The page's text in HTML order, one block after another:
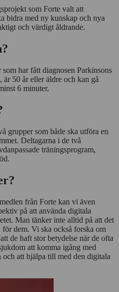
som Forte valt att
bidra med ny kunskap och nya
och värdigt åldrande.
har fått diagnosen Parkinsons
50 år eller äldre och kan gå
6 minuter.
grupper som både ska utföra en
Deltagarna i de två
träningsprogram,
från Forte kan vi även
på att använda digitala
Man tänker inte alltid på att det
för dem. Vi ska också forska om
de haft stor betydelse när de ofta
att komma igång med
att hjälpa till med den digitala